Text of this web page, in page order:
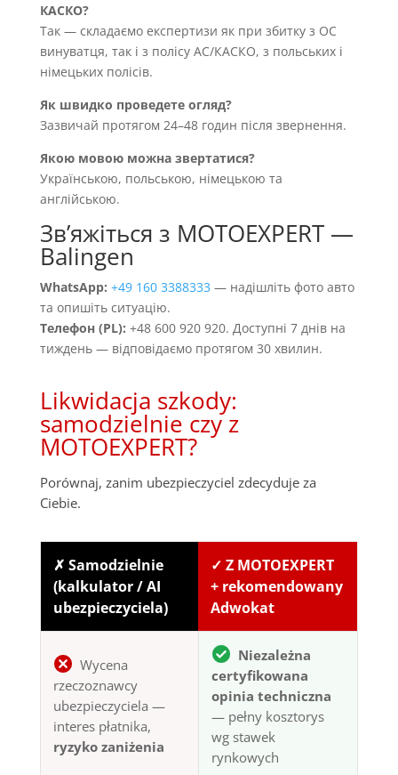
КАСКО?
Так — складаємо експертизи як при збитку з OC
винуватця, так і з полісу AC/КАСКО, з польських і
німецьких полісів.
Як швидко проведете огляд?
Зазвичай протягом 24–48 годин після звернення.
Якою мовою можна звертатися?
Українською, польською, німецькою та
англійською.
Звʼяжіться з MOTOEXPERT —
Balingen
WhatsApp: +49 160 3388333 — надішліть фото авто
та опишіть ситуацію.
Телефон (PL): +48 600 920 920. Доступні 7 днів на
тиждень — відповідаємо протягом 30 хвилин.
Likwidacja szkody:
samodzielnie czy z
MOTOEXPERT?
Porównaj, zanim ubezpieczyciel zdecyduje za
Ciebie.
✗ Samodzielnie
(kalkulator / AI
ubezpieczyciela)
✓ Z MOTOEXPERT
+ rekomendowany
Adwokat
Wycena
rzeczoznawcy
ubezpieczyciela —
interes płatnika,
ryzyko zaniżenia
Niezależna
certyfikowana
opinia techniczna
— pełny kosztorys
wg stawek
rynkowych